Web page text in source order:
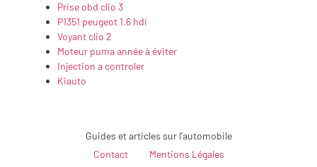
Prise obd clio 3
P1351 peugeot 1.6 hdi
Voyant clio 2
Moteur puma année à éviter
Injection a controler
Kiauto
Guides et articles sur l'automobile
Contact
Mentions Légales